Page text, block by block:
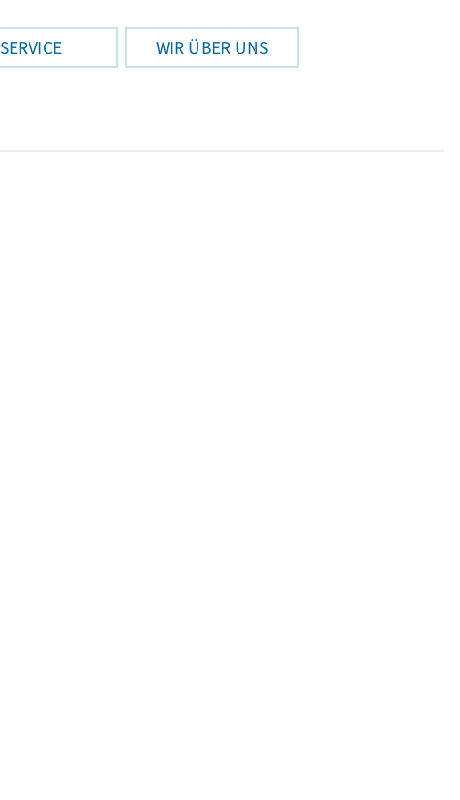
SERVICE WIR ÜBER UNS